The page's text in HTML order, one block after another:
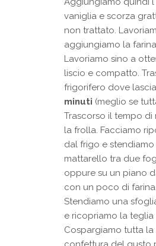
vaniglia e scorza
non trattato.
aggiungiamo la
Lavoriamo sino a
liscio e compatto.
frigorifero dove
minuti (meglio se
Trascorso il tempo di
la frolla. Facciamo
dal frigo e
mattarello tra due
oppure su un piano
con un poco di farina.
Stendiamo una
e ricopriamo la teglia
Cospargiamo tutta